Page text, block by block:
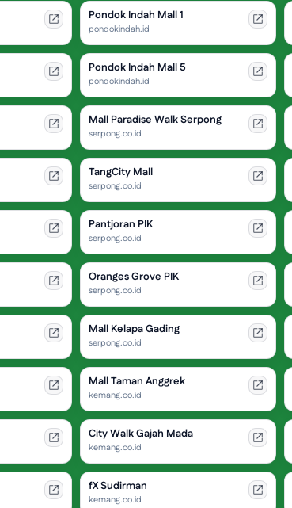
Pondok Indah Mall 1
pondokindah.id
Pondok Indah Mall 5
pondokindah.id
Mall Paradise Walk Serpong
serpong.co.id
TangCity Mall
serpong.co.id
Pantjoran PIK
serpong.co.id
Oranges Grove PIK
serpong.co.id
Mall Kelapa Gading
serpong.co.id
Mall Taman Anggrek
kemang.co.id
City Walk Gajah Mada
kemang.co.id
fX Sudirman
kemang.co.id